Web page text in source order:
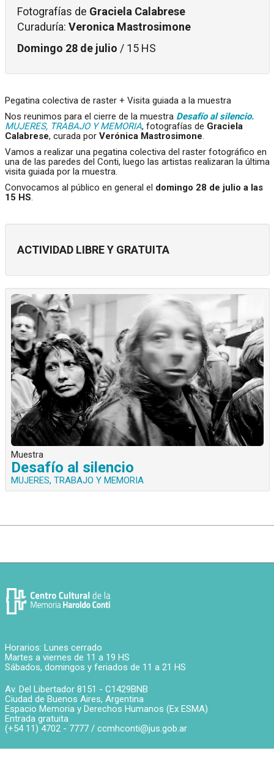
Fotografías de Graciela Calabrese
Curaduría: Veronica Mastrosimone
Domingo 28 de julio / 15 HS
Pegatina colectiva de raster + Visita guiada a la muestra
Nos reunimos para el cierre de la muestra Desafío al silencio.
MUJERES, TRABAJO Y MEMORIA, fotografías de Graciela
Calabrese, curada por Verónica Mastrosimone.
Vamos a realizar una pegatina colectiva del raster fotográfico en
una de las paredes del Conti, luego las artistas realizaran la última
visita guiada por la muestra.
Convocamos al público en general el domingo 28 de julio a las
15 HS.
ACTIVIDAD LIBRE Y GRATUITA
Muestra
Desafío al silencio
MUJERES, TRABAJO Y MEMORIA
Horarios: Lunes cerrado
Martes a viernes de 11 a 19 HS
Sábados, domingos y feriados de 11 a 21 HS
Av. Del Libertador 8151 - C1429BNB
Ciudad de Buenos Aires, Argentina
Espacio Memoria y Derechos Humanos (Ex ESMA)
Entrada gratuita
(+54 11) 4702 - 7777 / ccmhconti@jus.gob.ar